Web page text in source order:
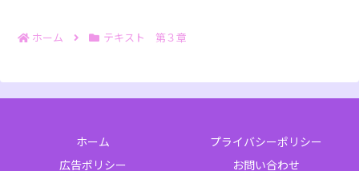
ホーム テキスト 第３章
ホーム
プライバシーポリシー
広告ポリシー
お問い合わせ